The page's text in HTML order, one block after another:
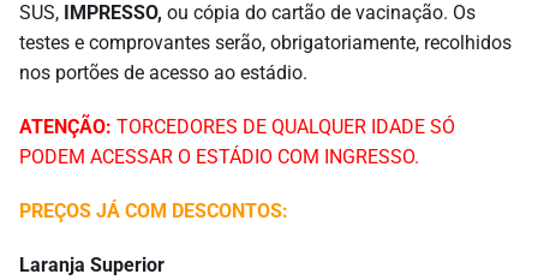
SUS, IMPRESSO, ou cópia do cartão de vacinação. Os
testes e comprovantes serão, obrigatoriamente, recolhidos
nos portões de acesso ao estádio.
ATENÇÃO: TORCEDORES DE QUALQUER IDADE SÓ
PODEM ACESSAR O ESTÁDIO COM INGRESSO.
PREÇOS JÁ COM DESCONTOS:
Laranja Superior